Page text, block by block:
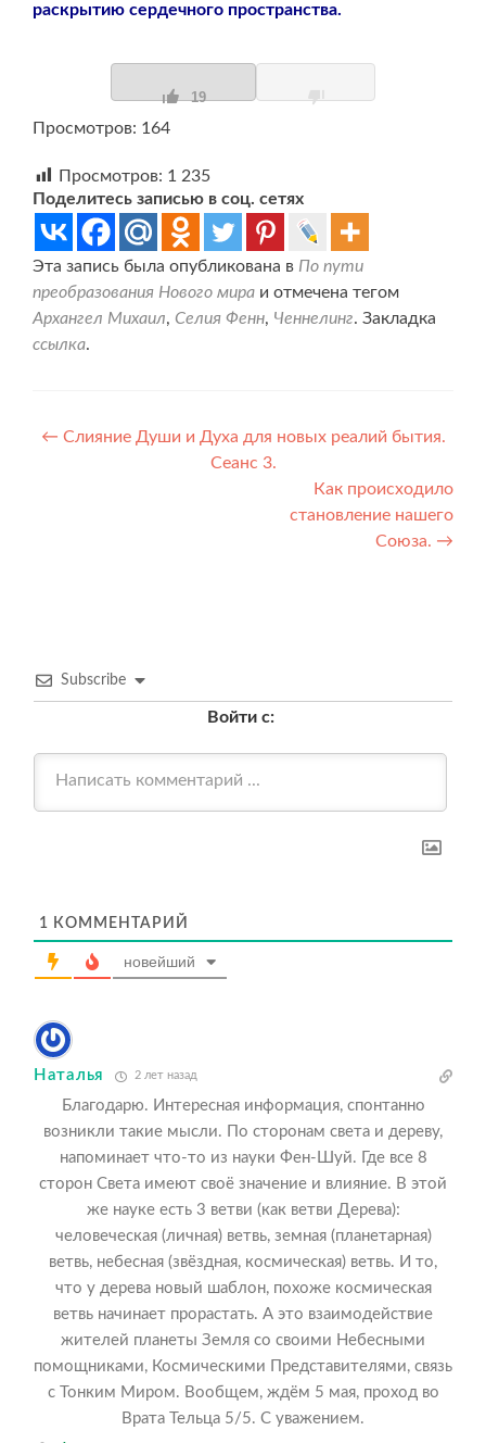
раскрытию сердечного пространства.
19
Просмотров: 164
Просмотров: 1 235
Поделитесь записью в соц. сетях
Эта запись была опубликована в По пути
преобразования Нового мира и отмечена тегом
Архангел Михаил, Селия Фенн, Ченнелинг. Закладка
ссылка.
Навигация
← Слияние Души и Духа для новых реалий бытия.
Сеанс 3.
Как происходило
становление нашего
Союза. →
Subscribe
Войти с:
1 КОММЕНТАРИЙ
новейший
Наталья 2 лет назад
Благодарю. Интересная информация, спонтанно
возникли такие мысли. По сторонам света и дереву,
напоминает что-то из науки Фен-Шуй. Где все 8
сторон Света имеют своё значение и влияние. В этой
же науке есть 3 ветви (как ветви Дерева):
человеческая (личная) ветвь, земная (планетарная)
ветвь, небесная (звёздная, космическая) ветвь. И то,
что у дерева новый шаблон, похоже космическая
ветвь начинает прорастать. А это взаимодействие
жителей планеты Земля со своими Небесными
помощниками, Космическими Представителями, связь
с Тонким Миром. Вообщем, ждём 5 мая, проход во
Врата Тельца 5/5. С уважением.